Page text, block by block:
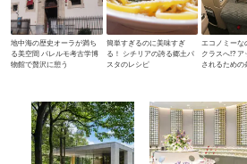
地中海の歴史オーラが満ち
る美空間 パレルモ考古学博
物館で贅沢に憩う
簡単すぎるのに美味すぎ
る！ シチリアの誇る郷土パ
スタのレシピ
エコノミーな
クラスへ!? ア
されるための